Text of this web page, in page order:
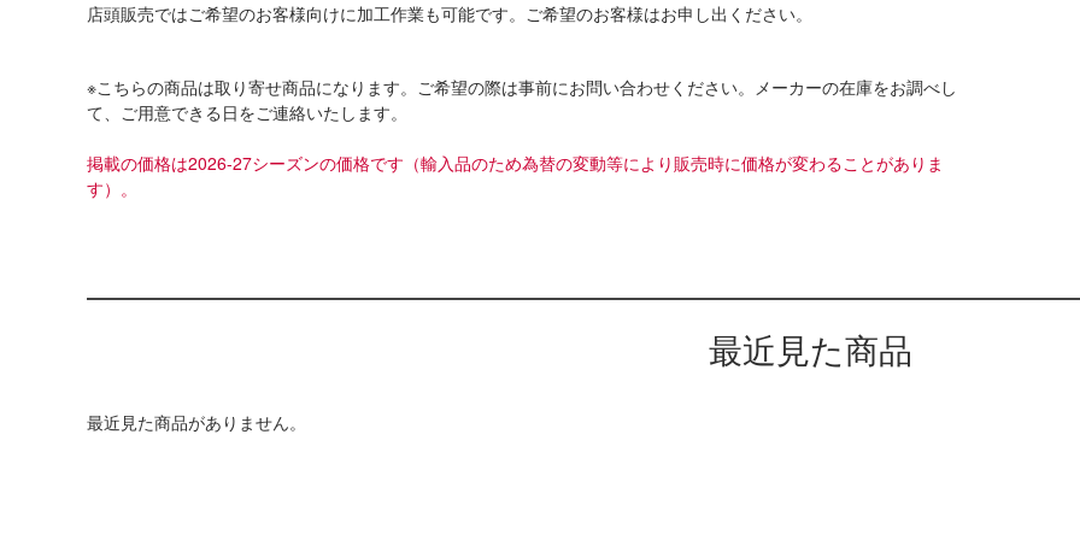
店頭販売ではご希望のお客様向けに加工作業も可能です。ご希望のお客様はお申し出ください。
※こちらの商品は取り寄せ商品になります。ご希望の際は事前にお問い合わせください。メーカーの在庫をお調べし
て、ご用意できる日をご連絡いたします。
掲載の価格は2026-27シーズンの価格です（輸入品のため為替の変動等により販売時に価格が変わることがありま
す）。
最近見た商品
最近見た商品がありません。